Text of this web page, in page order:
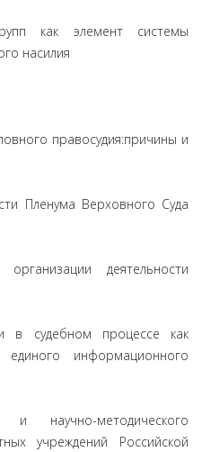
как элемент системы
насилия
правосудия:причины и
Пленума Верховного Суда
деятельности
в судебном процессе как
информационного
и научно-методического
учреждений Российской